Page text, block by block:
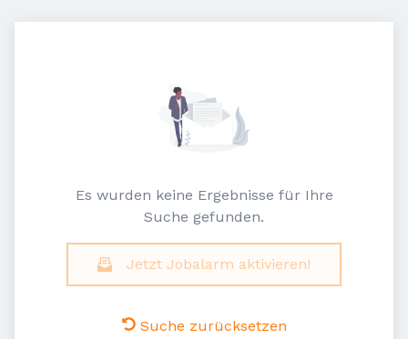
Es wurden keine Ergebnisse für Ihre
Suche gefunden.
Jetzt Jobalarm aktivieren!
Suche zurücksetzen